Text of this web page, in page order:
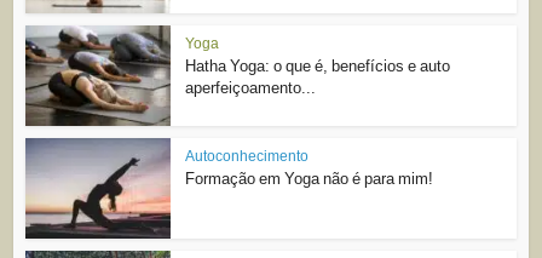
Yoga
Hatha Yoga: o que é, benefícios e auto
aperfeiçoamento...
Autoconhecimento
Formação em Yoga não é para mim!